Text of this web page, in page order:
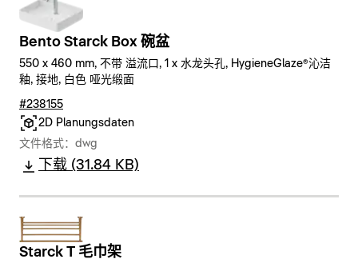
Bento Starck Box 碗盆
550 x 460 mm, 不带 溢流口, 1 x 水龙头孔, HygieneGlaze®沁洁
釉, 接地, 白色 哑光缎面
#238155
2D Planungsdaten
文件格式：dwg
下载 (31.84 KB)
Starck T 毛巾架